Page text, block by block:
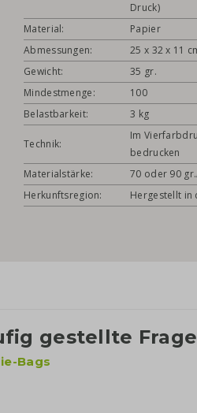
Druck)
Material:
Papier
Abmessungen:
25 x 32 x 11
Gewicht:
35 gr.
Mindestmenge:
100
Belastbarkeit:
3 kg
Technik:
Im
bedrucken
Materialstärke:
70 oder 90
Herkunftsregion:
Hergestellt in
gestellte
Bags